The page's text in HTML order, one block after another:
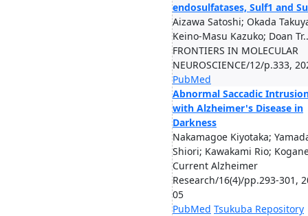
endosulfatases, Sulf1 and
Aizawa Satoshi; Okada
Keino-Masu Kazuko; Doan
FRONTIERS IN MOLECULAR
NEUROSCIENCE/12/p.333,
PubMed
Abnormal Saccadic
with Alzheimer's Disease in
Darkness
Nakamagoe Kiyotaka;
Shiori; Kawakami Rio;
Current Alzheimer
Research/16(4)/pp.293-301,
05
PubMed Tsukuba Repository